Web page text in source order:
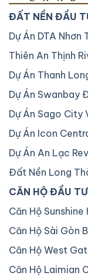
ĐẤT NỀN ĐẦU
Dự Án DTA
Thiên An Thịnh
Dự Án Thanh
Dự Án Swanbay
Dự Án Sago City
Dự Án Icon
Dự Án An Lạc
Đất Nền Long
CĂN HỘ ĐẦU TƯ
Căn Hộ
Căn Hộ Sài Gòn
Căn Hộ West
Căn Hộ Laimian